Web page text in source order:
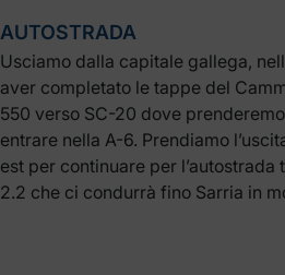
AUTOSTRADA
Usciamo dalla capitale gallega,
aver completato le tappe del
550 verso SC-20 dove
entrare nella A-6. Prendiamo
est per continuare per
2.2 che ci condurrà fino Sarria in